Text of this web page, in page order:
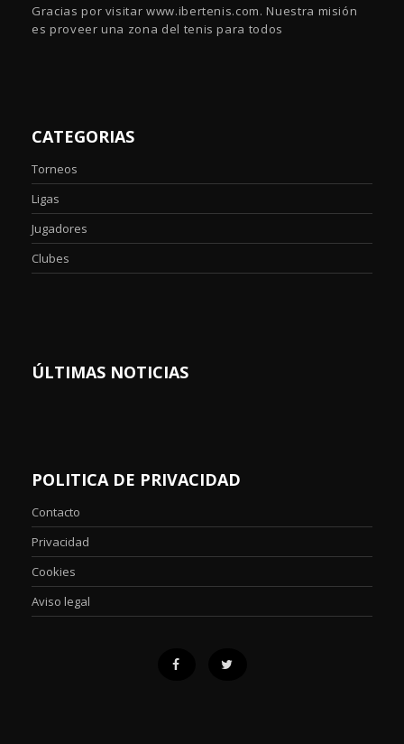
Gracias por visitar www.ibertenis.com. Nuestra misión
es proveer una zona del tenis para todos
CATEGORIAS
Torneos
Ligas
Jugadores
Clubes
ÚLTIMAS NOTICIAS
POLITICA DE PRIVACIDAD
Contacto
Privacidad
Cookies
Aviso legal